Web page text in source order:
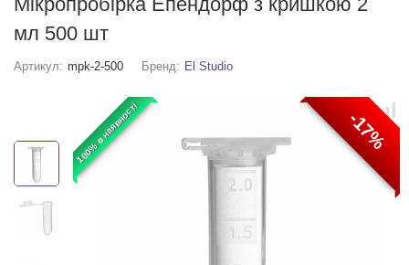
мл 500 шт
Артикул: mpk-2-500 Бренд: El Studio
100% в наявності -17%